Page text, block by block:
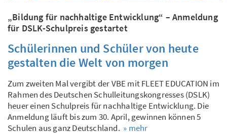
„Bildung für nachhaltige Entwicklung“ – Anmeldung
für DSLK-Schulpreis gestartet
Schülerinnen und Schüler von heute
gestalten die Welt von morgen
Zum zweiten Mal vergibt der VBE mit FLEET EDUCATION im
Rahmen des Deutschen Schulleitungskongresses (DSLK)
heuer einen Schulpreis für nachhaltige Entwicklung. Die
Anmeldung läuft bis zum 30. April, gewinnen können 5
Schulen aus ganz Deutschland. » mehr